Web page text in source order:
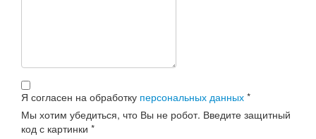
Я согласен на обработку персональных данных *
Мы хотим убедиться, что Вы не робот. Введите защитный
код с картинки *